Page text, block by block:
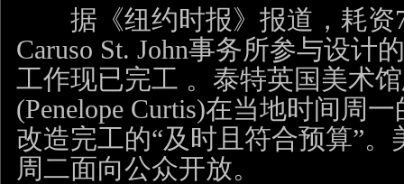
据《纽约时报》报道，耗资
Caruso St. John事务所参与设计
工作现已完工 。泰特英国美术
(Penelope Curtis)在当地时间周
改造完工的“及时且符合预算”
周二面向公众开放。